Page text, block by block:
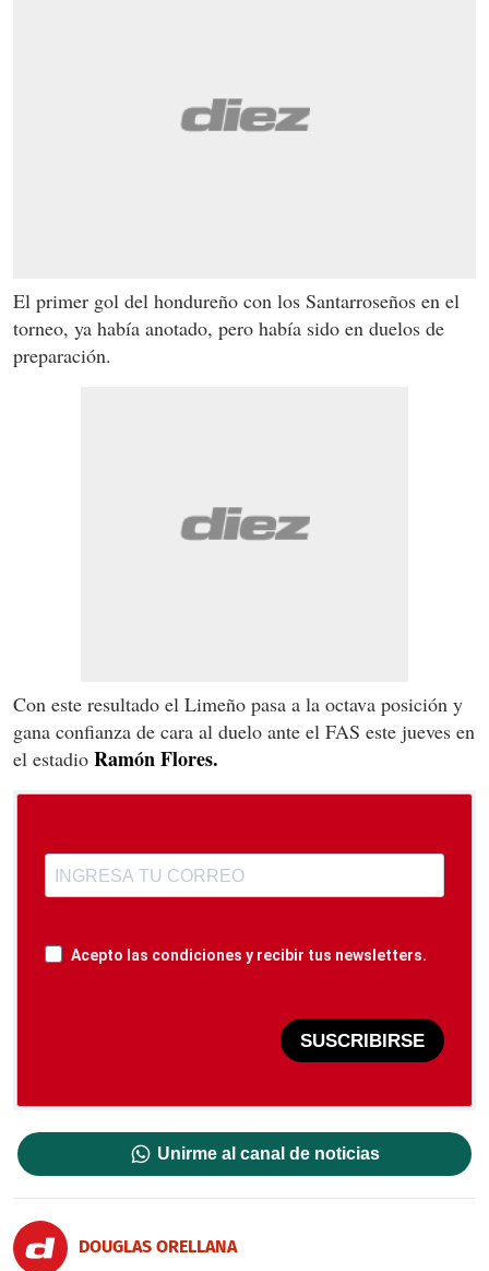
El primer gol del hondureño con los Santarroseños en el
torneo, ya había anotado, pero había sido en duelos de
preparación.
Con este resultado el Limeño pasa a la octava posición y
gana confianza de cara al duelo ante el FAS este jueves en
el estadio Ramón Flores.
Acepto las condiciones y recibir tus newsletters.
SUSCRIBIRSE
Unirme al canal de noticias
DOUGLAS ORELLANA